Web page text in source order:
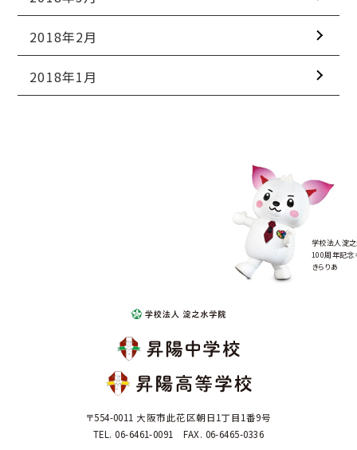
2018年2月
2018年1月
学校法人淀
100周年記念
きらりあ
〒554-0011 大阪市此花区朝日1丁目1番9号
TEL. 06-6461-0091 FAX. 06-6465-0336